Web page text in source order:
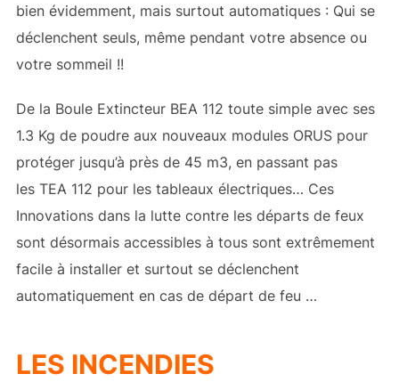
bien évidemment, mais surtout automatiques : Qui se
déclenchent seuls, même pendant votre absence ou
votre sommeil !!
De la Boule Extincteur BEA 112 toute simple avec ses
1.3 Kg de poudre aux nouveaux modules ORUS pour
protéger jusqu’à près de 45 m3, en passant pas
les TEA 112 pour les tableaux électriques… Ces
Innovations dans la lutte contre les départs de feux
sont désormais accessibles à tous sont extrêmement
facile à installer et surtout se déclenchent
automatiquement en cas de départ de feu …
LES INCENDIES